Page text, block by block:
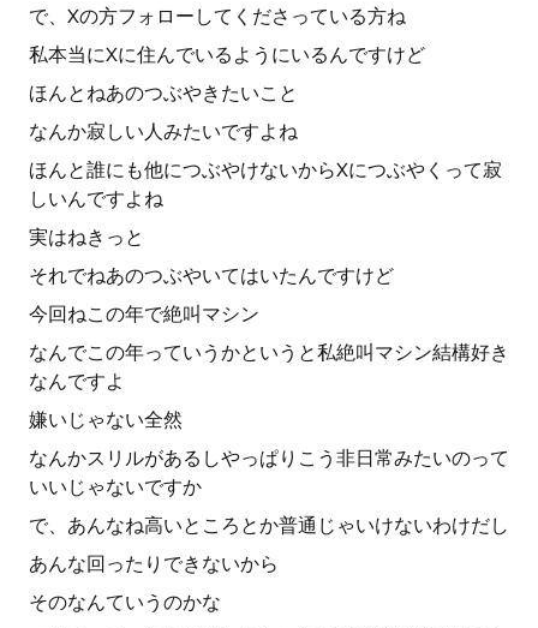
で、Xの方フォローしてくださっている方ね
私本当にXに住んでいるようにいるんですけど
ほんとねあのつぶやきたいこと
なんか寂しい人みたいですよね
ほんと誰にも他につぶやけないからXにつぶやくって寂
しいんですよね
実はねきっと
それでねあのつぶやいてはいたんですけど
今回ねこの年で絶叫マシン
なんでこの年っていうかというと私絶叫マシン結構好き
なんですよ
嫌いじゃない全然
なんかスリルがあるしやっぱりこう非日常みたいのって
いいじゃないですか
で、あんなね高いところとか普通じゃいけないわけだし
あんな回ったりできないから
そのなんていうのかな